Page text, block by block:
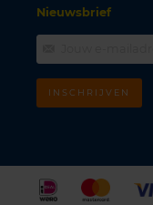
Nieuwsbrief
INSCHRIJVEN